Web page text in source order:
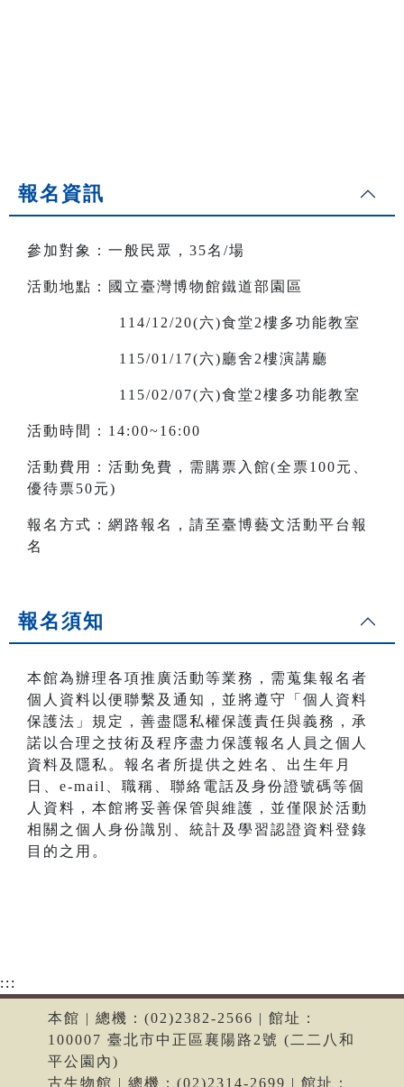
報名資訊
參加對象：一般民眾，35名/場
活動地點：國立臺灣博物館鐵道部園區
114/12/20(六)食堂2樓多功能教室
115/01/17(六)廳舍2樓演講廳
115/02/07(六)食堂2樓多功能教室
活動時間：14:00~16:00
活動費用：活動免費，需購票入館(全票100元、
優待票50元)
報名方式：網路報名，請至臺博藝文活動平台報
名
報名須知
本館為辦理各項推廣活動等業務，需蒐集報名者
個人資料以便聯繫及通知，並將遵守「個人資料
保護法」規定，善盡隱私權保護責任與義務，承
諾以合理之技術及程序盡力保護報名人員之個人
資料及隱私。報名者所提供之姓名、出生年月
日、e-mail、職稱、聯絡電話及身份證號碼等個
人資料，本館將妥善保管與維護，並僅限於活動
相關之個人身份識別、統計及學習認證資料登錄
目的之用。
:::
本館 | 總機：(02)2382-2566 | 館址：
100007 臺北市中正區襄陽路2號 (二二八和
平公園內)
古生物館 | 總機：(02)2314-2699 | 館址：